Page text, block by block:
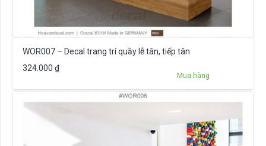
WOR007 – Decal trang trí quầy lễ tân, tiếp tân
324.000 ₫
Mua hàng